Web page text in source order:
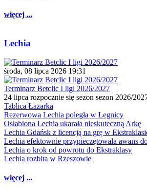
więcej ...
Lechia
środa, 08 lipca 2026 19:31
Terminarz Betclic I ligi 2026/2027
24 lipca rozpocznie się sezon sezon 2026/
Tablica Łazarka
Rezerwowa Lechia poległa w Legnicy
Osłabiona Lechia ukarała nieskuteczną Arkę
Lechia Gdańsk z licencją na grę w
Lechia efektownie przypieczętowała awans
Lechia o krok od powrotu do Ekstraklasy
Lechia rozbita w Rzeszowie
więcej ...